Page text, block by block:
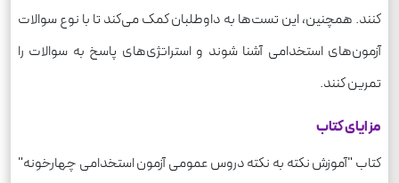
کنند. همچنین، این تست‌ها به داوطلبان کمک می‌کند تا با نوع سوالات
آزمون‌های استخدامی آشنا شوند و استراتژی‌های پاسخ به سوالات را
تمرین کنند.
مزایای کتاب
کتاب "آموزش نکته به نکته دروس عمومی آزمون استخدامی چهارخونه"